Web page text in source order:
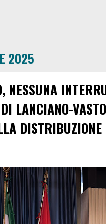
2025
LANCIANO-